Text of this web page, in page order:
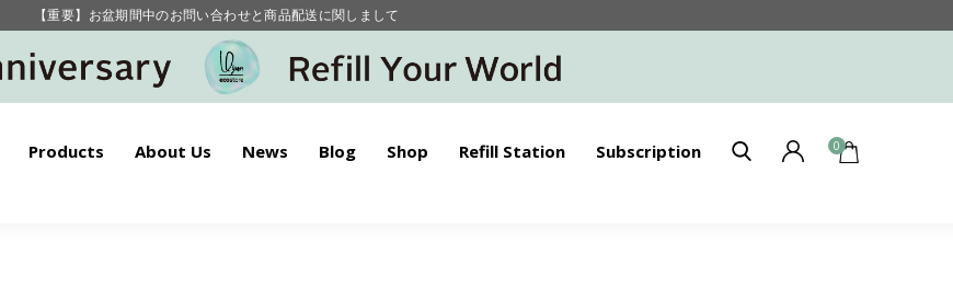
【重要】お盆期間中のお問い合わせと商品配送に関しまして
毎月お得にポイントが貯まる！ “月のポイントアップデー”
Products About Us News Blog Shop Refill Station Subscription 0